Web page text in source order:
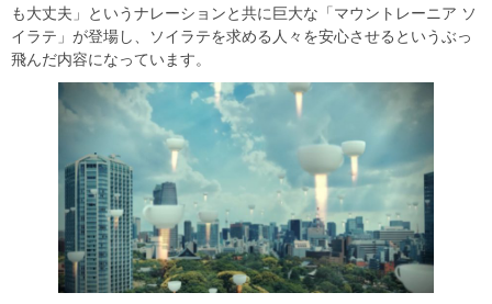
も大丈夫」というナレーションと共に巨大な「マウントレーニア ソ
イラテ」が登場し、ソイラテを求める人々を安心させるというぶっ
飛んだ内容になっています。